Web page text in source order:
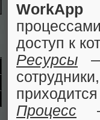
WorkApp
доступ к
Ресурсы —
Процесс —